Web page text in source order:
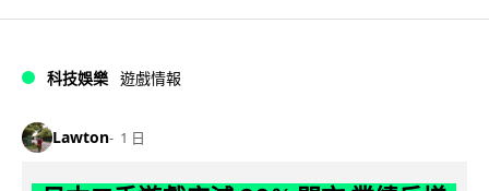
科技娛樂 遊戲情報
Lawton 1 日